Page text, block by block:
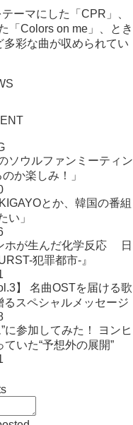
ーマにした「CPR」、
「Colors on me」、とき
彩な曲が収められてい
ソウルファンミーティン
か楽しみ！」
とか、韓国の番組
い」
ホが生んだ化学反応 日
犯罪都市-』
】 名曲OSTを届ける歌
スペシャルメッセージ
に参加してみた！ ヨンヒ
いた“予想外の展開”